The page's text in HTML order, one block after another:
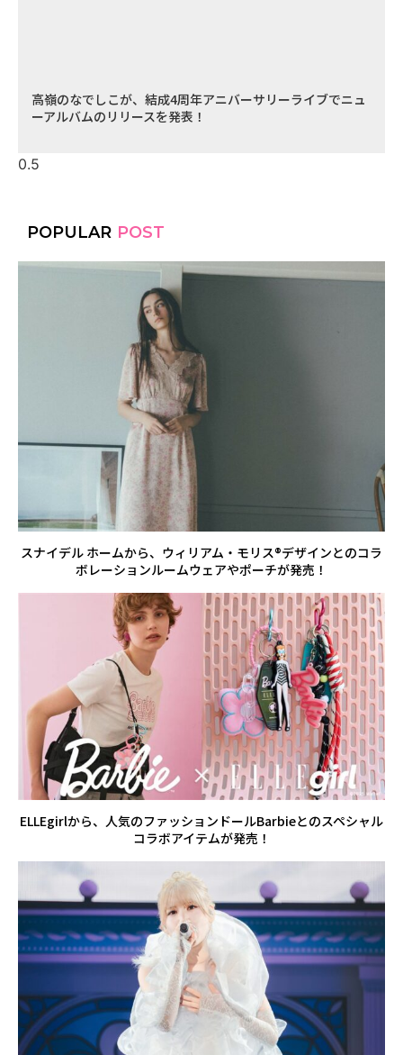
高嶺のなでしこが、結成4周年アニバーサリーライブでニュ
ーアルバムのリリースを発表！
POPULAR POST
スナイデル ホームから、ウィリアム・モリス®デザインとのコラ
ボレーションルームウェアやポーチが発売！
ELLEgirlから、人気のファッションドールBarbieとのスペシャル
コラボアイテムが発売！